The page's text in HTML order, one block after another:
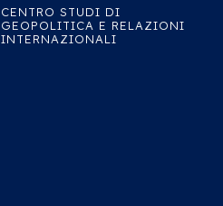
CENTRO STUDI DI
GEOPOLITICA E RELAZIONI
INTERNAZIONALI